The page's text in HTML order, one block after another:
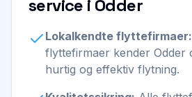
service i Odder
Lokalkendte flyttefirmaer:
flyttefirmaer kender Odder
hurtig og effektiv flytning.